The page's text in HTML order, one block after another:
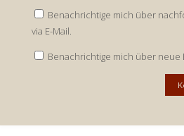
Benachrichtige mich über
via E-Mail.
Benachrichtige mich über neue